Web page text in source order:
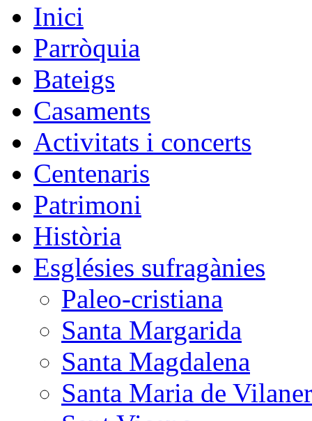
Inici
Parròquia
Bateigs
Casaments
Activitats i concerts
Centenaris
Patrimoni
Història
Esglésies sufragànies
Paleo-cristiana
Santa Margarida
Santa Magdalena
Santa Maria de